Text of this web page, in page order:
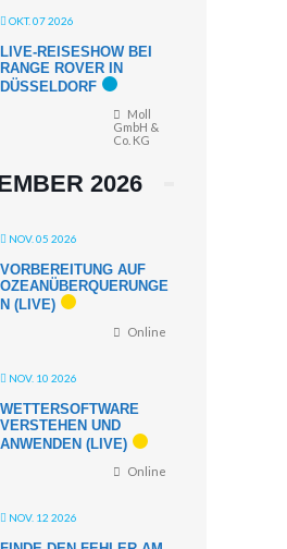
OKT. 07 2026
LIVE-REISESHOW BEI
RANGE ROVER IN
DÜSSELDORF
Moll
GmbH &
Co. KG
2026
NOV. 05 2026
VORBEREITUNG AUF
OZEANÜBERQUERUNGE
N (LIVE)
Online
NOV. 10 2026
WETTERSOFTWARE
VERSTEHEN UND
ANWENDEN (LIVE)
Online
NOV. 12 2026